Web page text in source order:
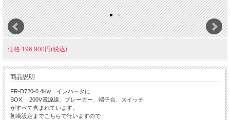
価格:196,900円(税込)
商品説明
FR-D720-0.4Kw インバータに
BOX, 200V電源線、ブレーカー、端子台、スイッチ
がすべて含まれています。
初期設定までこちらで行いますので